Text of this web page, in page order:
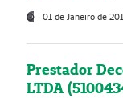
01 de Janeiro de
Prestador
LTDA